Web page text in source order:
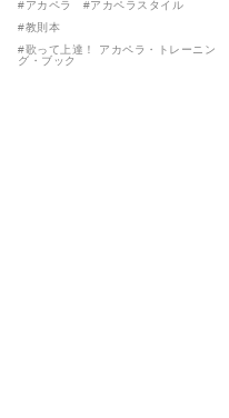
リを公開。
#アカペラ
#アカペラスタイル
#教則本
#歌って上達！ アカペラ・トレーニン
グ・ブック